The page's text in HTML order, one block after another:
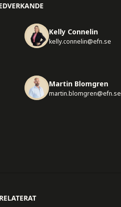
Kelly Connelin
kelly.connelin@efn.se
Martin Blomgren
martin.blomgren@efn.se
RELATERAT